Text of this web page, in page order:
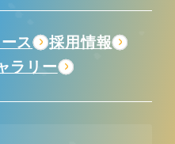
ス
採用情報
ラリー